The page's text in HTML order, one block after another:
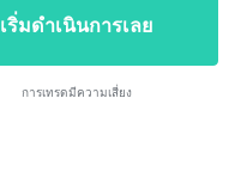
เริ่มดำเนินการเลย
การเทรดมีความเสี่ยง